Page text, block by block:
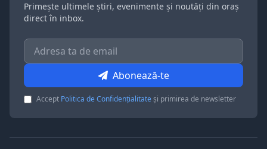
Primește ultimele știri, evenimente și noutăți din oraș
direct în inbox.
Abonează-te
Accept Politica de Confidențialitateși primirea de newsletter